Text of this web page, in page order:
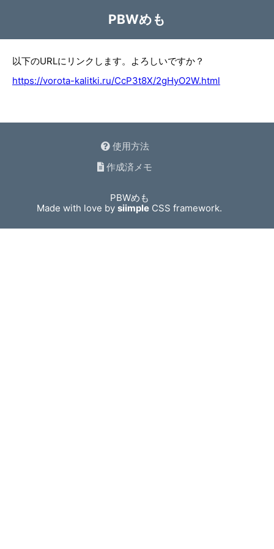
PBWめも
以下のURLにリンクします。よろしいですか？
https://vorota-kalitki.ru/CcP3t8X/2gHyO2W.html
使用方法
作成済メモ
PBWめも
Made with love bysiimple CSS framework.